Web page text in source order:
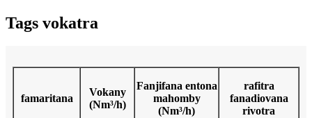
Tags vokatra
famaritana
Vokany
(Nm³/h)
Fanjifana entona
mahomby
(Nm³/h)
rafitra
fanadiovana
rivotra